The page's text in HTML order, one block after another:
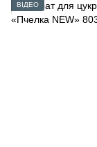
ВІДЕО